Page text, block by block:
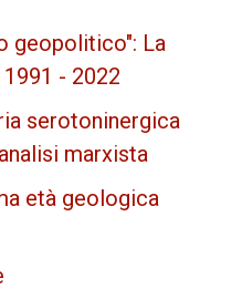
geopolitico": La
- 2022
serotoninergica
marxista
età geologica